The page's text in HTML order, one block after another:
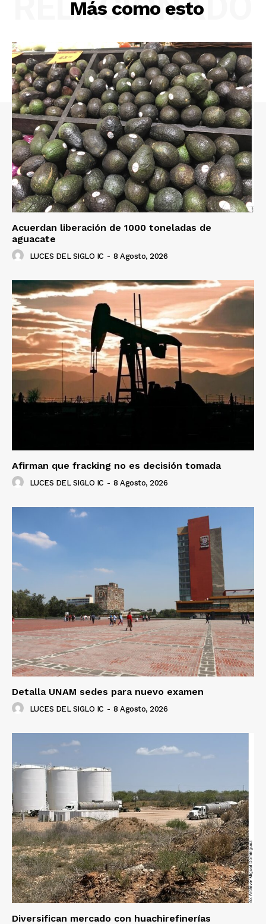
Luces
Del Siglo
Más como esto
Acuerdan liberación de 1000 toneladas de
aguacate
LUCES DEL SIGLO IC - 8 Agosto, 2026
Afirman que fracking no es decisión tomada
LUCES DEL SIGLO IC - 8 Agosto, 2026
Detalla UNAM sedes para nuevo examen
LUCES DEL SIGLO IC - 8 Agosto, 2026
Diversifican mercado con huachirefinerías